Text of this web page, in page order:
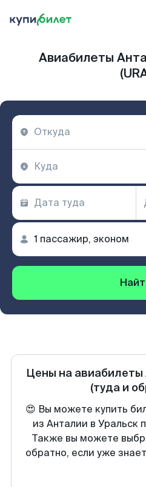
Авиабилеты
Цены на авиабилеты
(туда и
😍 Вы можете купить
из Анталии в Уральск
Также вы можете
обратно, если уже